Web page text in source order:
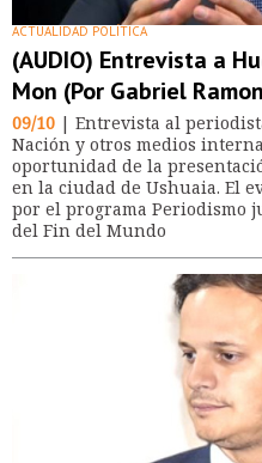
ACTUALIDAD POLÍTICA
(AUDIO) Entrevista a
Mon (Por Gabriel
09/10 | Entrevista al
Nación y otros medios
oportunidad de la
en la ciudad de Ushuaia. El
por el programa Periodismo
del Fin del Mundo